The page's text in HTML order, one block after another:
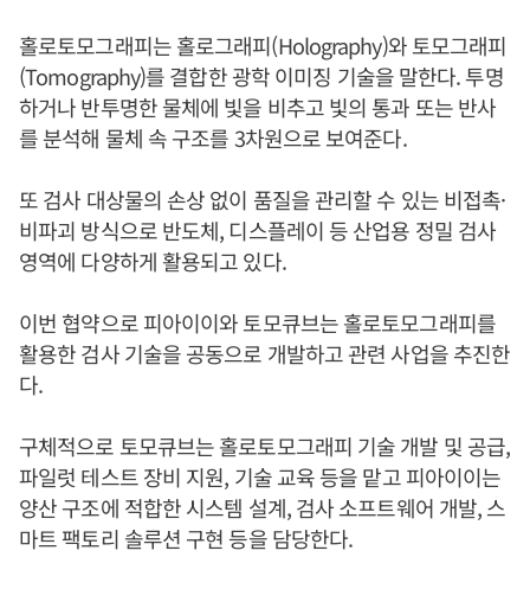
홀로토모그래피는 홀로그래피(Holography)와 토모그래피
(Tomography)를 결합한 광학 이미징 기술을 말한다. 투명
하거나 반투명한 물체에 빛을 비추고 빛의 통과 또는 반사
를 분석해 물체 속 구조를 3차원으로 보여준다.
또 검사 대상물의 손상 없이 품질을 관리할 수 있는 비접촉·
비파괴 방식으로 반도체, 디스플레이 등 산업용 정밀 검사
영역에 다양하게 활용되고 있다.
이번 협약으로 피아이이와 토모큐브는 홀로토모그래피를
활용한 검사 기술을 공동으로 개발하고 관련 사업을 추진한
다.
구체적으로 토모큐브는 홀로토모그래피 기술 개발 및 공급,
파일럿 테스트 장비 지원, 기술 교육 등을 맡고 피아이이는
양산 구조에 적합한 시스템 설계, 검사 소프트웨어 개발, 스
마트 팩토리 솔루션 구현 등을 담당한다.